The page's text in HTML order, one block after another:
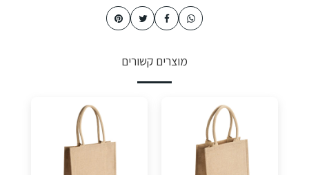
מוצרים קשורים